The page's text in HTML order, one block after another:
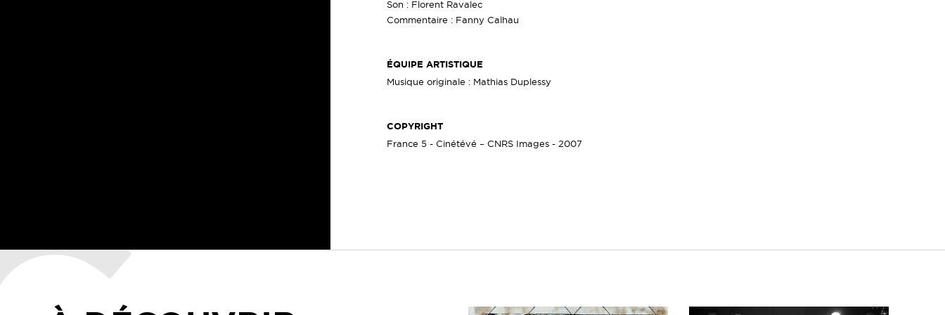
Son : Florent Ravalec
Commentaire : Fanny Calhau
ÉQUIPE ARTISTIQUE
Musique originale : Mathias Duplessy
COPYRIGHT
France 5 - Cinétévé – CNRS Images - 2007